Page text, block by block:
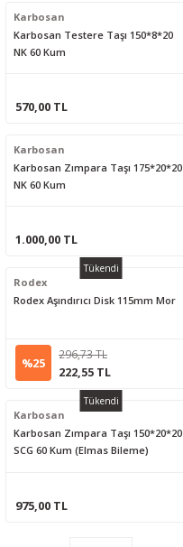
Karbosan
Karbosan Testere Taşı 150*8*20
NK 60 Kum
570,00 TL
Karbosan
Karbosan Zımpara Taşı 175*20*20
NK 60 Kum
1.000,00 TL
Tükendi
Rodex
Rodex Aşındırıcı Disk 115mm Mor
%25
296,73 TL
222,55 TL
Tükendi
Karbosan
Karbosan Zımpara Taşı 150*20*20
SCG 60 Kum (Elmas Bileme)
975,00 TL